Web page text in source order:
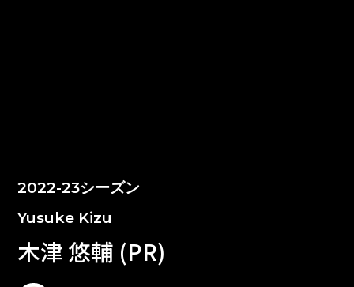
2022-23シーズン
Yusuke Kizu
木津 悠輔 (PR)